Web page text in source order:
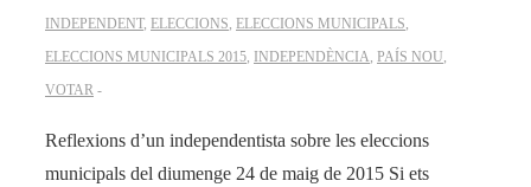
INDEPENDENT, ELECCIONS, ELECCIONS MUNICIPALS,
ELECCIONS MUNICIPALS 2015, INDEPENDÈNCIA, PAÍS NOU,
VOTAR
Reflexions d’un independentista sobre les eleccions
municipals del diumenge 24 de maig de 2015 Si ets